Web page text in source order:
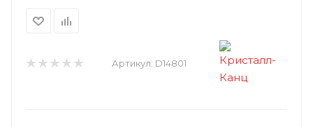
Артикул: D14801